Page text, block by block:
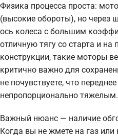
Физика процесса проста:
(высокие обороты), но через
ось колеса с большим
отличную тягу со старта и на
конструкции, такие моторы
критично важно для
не почувствуете, что
непропорционально тяжелым.
Важный нюанс — наличие
Когда вы не жмете на газ или